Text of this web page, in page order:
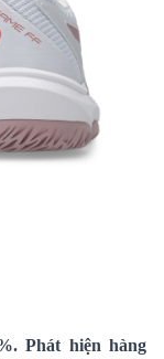
Phát hiện hàng